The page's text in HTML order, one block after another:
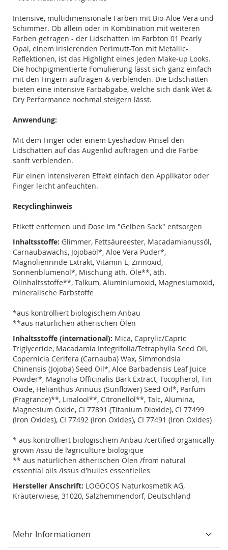
Intensive, multidimensionale Farben mit Bio-Aloe Vera und
Schimmer. Ob allein oder in Kombination mit weiteren
Farben getragen - der Lidschatten im Farbton 01 Pearly
Opal, einem irisierenden Perlmutt-Ton mit Metallic-
Reflektionen, ist das Highlight eines jeden Make-up Looks.
Die hochpigmentierte Fomulierung lässt sich ganz einfach
mit den Fingern auftragen & verblenden. Die Lidschatten
bieten eine intensive Farbabgabe, welche sich dank Wet &
Dry Performance nochmal steigern lässt.
Anwendung:
Mit dem Finger oder einem Eyeshadow-Pinsel den
Lidschatten auf das Augenlid auftragen und die Farbe
sanft verblenden.
Für einen intensiveren Effekt einfach den Applikator oder
Finger leicht anfeuchten.
Recyclinghinweis
Etikett entfernen und Dose im "Gelben Sack" entsorgen
Inhaltsstoffe: Glimmer, Fettsäureester, Macadamianussöl,
Carnaubawachs, Jojobaöl*, Aloe Vera Puder*,
Magnolienrinde Extrakt, Vitamin E, Zinnoxid,
Sonnenblumenöl*, Mischung äth. Öle**, äth.
Ölinhaltsstoffe**, Talkum, Aluminiumoxid, Magnesiumoxid,
mineralische Farbstoffe
*aus kontrolliert biologischem Anbau
**aus natürlichen ätherischen Ölen
Inhaltsstoffe (international): Mica, Caprylic/Capric
Triglyceride, Macadamia Integrifolia/Tetraphylla Seed Oil,
Copernicia Cerifera (Carnauba) Wax, Simmondsia
Chinensis (Jojoba) Seed Oil*, Aloe Barbadensis Leaf Juice
Powder*, Magnolia Officinalis Bark Extract, Tocopherol, Tin
Oxide, Helianthus Annuus (Sunflower) Seed Oil*, Parfum
(Fragrance)**, Linalool**, Citronellol**, Talc, Alumina,
Magnesium Oxide, CI 77891 (Titanium Dioxide), CI 77499
(Iron Oxides), CI 77492 (Iron Oxides), CI 77491 (Iron Oxides)
* aus kontrolliert biologischem Anbau /certified organically
grown /issu de l’agriculture biologique
** aus natürlichen ätherischen Ölen /from natural
essential oils /issus d'huiles essentielles
Hersteller Anschrift: LOGOCOS Naturkosmetik AG,
Kräuterwiese, 31020, Salzhemmendorf, Deutschland
Mehr Informationen